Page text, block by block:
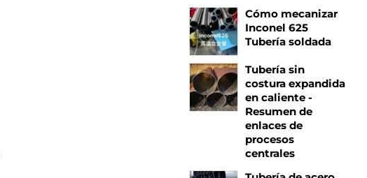
Cómo mecanizar
Inconel 625
Tubería soldada
Tubería sin
costura expandida
en caliente -
Resumen de
enlaces de
procesos
centrales